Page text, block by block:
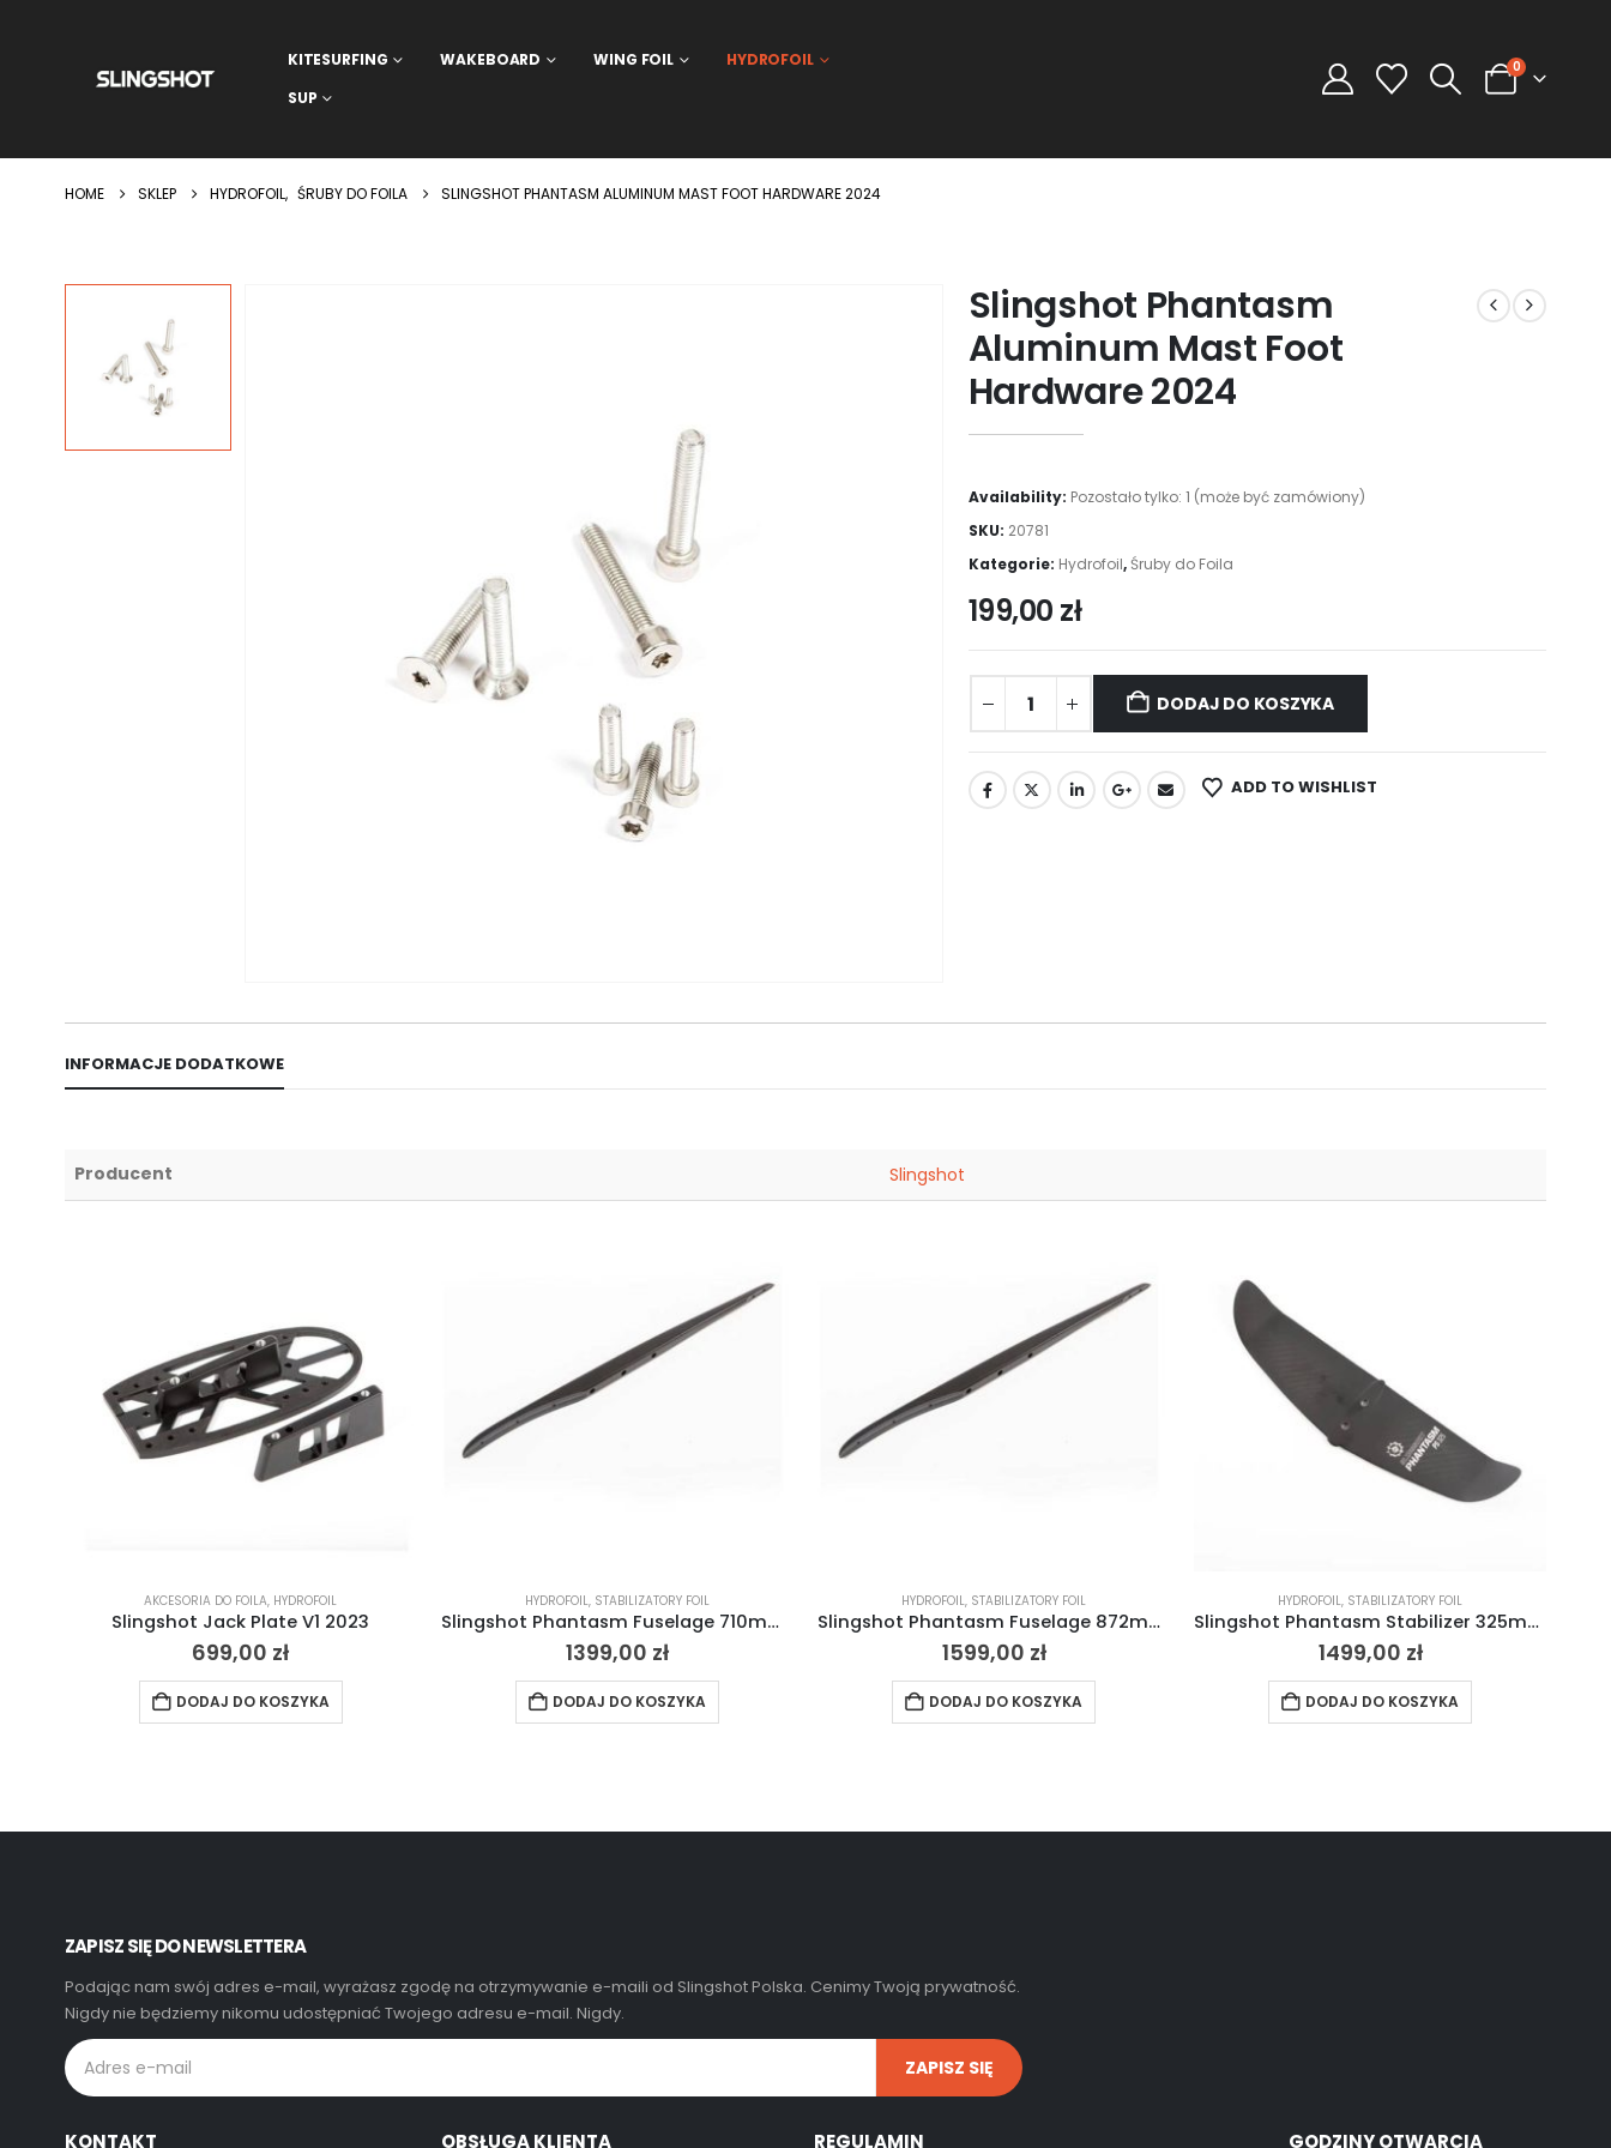
KITESURFING WAKEBOARD WING FOIL
HYDROFOIL
SUP
0
HOME SKLEP HYDROFOIL, ŚRUBY DO FOILA SLINGSHOT PHANTASM ALUMINUM MAST FOOT HARDWARE 2024
Slingshot Phantasm
Aluminum Mast Foot
Hardware 2024
Availability: Pozostało tylko: 1 (może być zamówiony)
SKU: 20781
Kategorie: Hydrofoil,Śruby do Foila
199,00 zł
DODAJ DO KOSZYKA
ADD TO WISHLIST
INFORMACJE DODATKOWE
Producent Slingshot
AKCESORIA DO FOILA, HYDROFOIL
Slingshot Jack Plate V1 2023
699,00 zł
DODAJ DO KOSZYKA
HYDROFOIL, STABILIZATORY FOIL
Slingshot Phantasm Fuselage 710mm 2023
1399,00 zł
DODAJ DO KOSZYKA
HYDROFOIL, STABILIZATORY FOIL
Slingshot Phantasm Fuselage 872mm 2023
1599,00 zł
DODAJ DO KOSZYKA
HYDROFOIL, STABILIZATORY FOIL
Slingshot Phantasm Stabilizer 325mm 2022
1499,00 zł
DODAJ DO KOSZYKA
ZAPISZ SIĘ DO NEWSLETTERA
Podając nam swój adres e-mail, wyrażasz zgodę na otrzymywanie e-maili od Slingshot Polska. Cenimy Twoją prywatność.
Nigdy nie będziemy nikomu udostępniać Twojego adresu e-mail. Nigdy.
KONTAKT OBSŁUGA KLIENTA REGULAMIN GODZINY OTWARCIA